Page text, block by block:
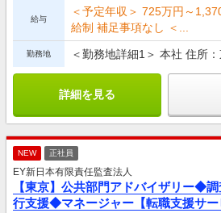
給与
＜予定年収＞ 725万円～
給制 補足事項なし ＜...
勤務地 ＜勤務地詳細1＞ 本社 住所
詳細を見る
NEW 正社員
EY新日本有限責任監査法人
【東京】公共部門アドバイザリー◆
行支援◆マネージャー【転職支援サー